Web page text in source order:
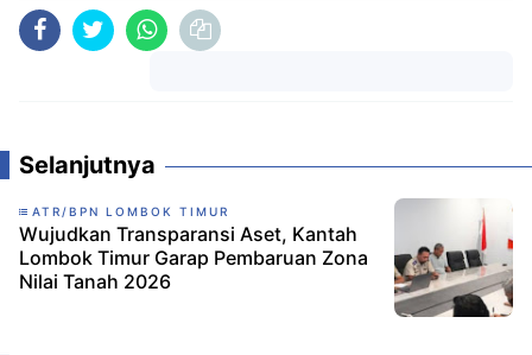
Selanjutnya
ATR/BPN LOMBOK TIMUR
Wujudkan Transparansi Aset, Kantah
Lombok Timur Garap Pembaruan Zona
Nilai Tanah 2026